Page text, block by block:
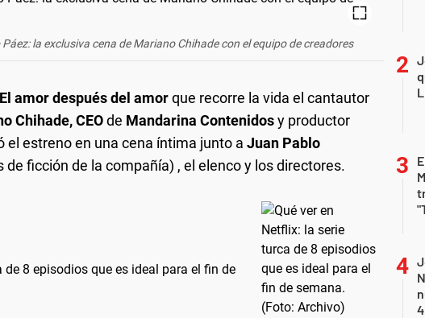
la exclusiva cena de Mariano Chihade con el equipo de creadores
El amor después del amorque recorre la vida el cantautor
Chihade, CEOde Mandarina Contenidosy productor
el estreno en una cena íntima junto a Juan Pablo
de ficción de la compañía) , el elenco y los directores.
de 8 episodios que es ideal para el fin de